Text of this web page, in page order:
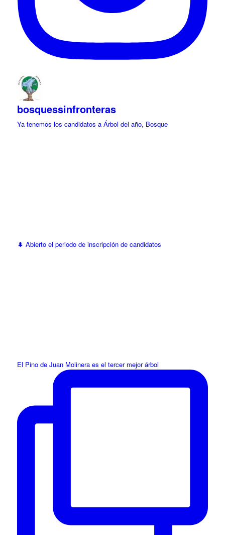
bosquessinfronteras
Ya tenemos los candidatos a Árbol del año, Bosque
🌲 Abierto el periodo de inscripción de candidatos
El Pino de Juan Molinera es el tercer mejor árbol